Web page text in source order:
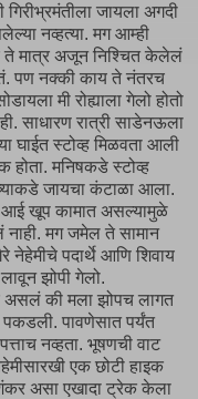
जायला अगदी
नव्हत्या. मग आम्ही
ते मात्र अजून निश्चित केलेलं
पण नक्की काय ते नंतरच
मी रोह्याला गेलो होतो
साधारण रात्री साडेनऊला
घाईत स्टोव्ह मिळवता आली
होता. मनिषकडे स्टोव्ह
जायचा कंटाळा आला.
आई खूप कामात असल्यामुळे
नाही. मग जमेल ते सामान
पदार्थे आणि शिवाय
झोपी गेलो.
असलं की मला झोपच लागत
पावणेसात पर्यंत
नव्हता. भूषणची वाट
एक छोटी हाइक
असा एखादा ट्रेक केला